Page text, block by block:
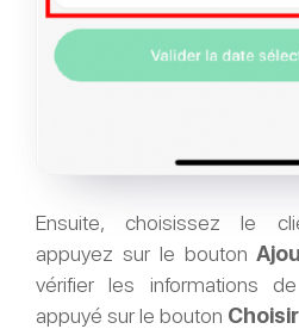
Ensuite, choisissez le
appuyez sur le bouton
vérifier les informations
appuyé sur le bouton